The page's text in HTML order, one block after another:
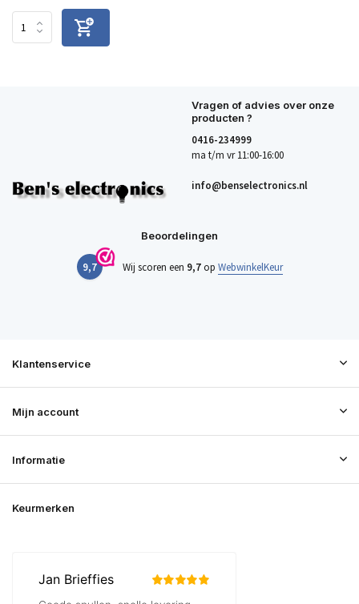
Vragen of advies over onze
producten ?
0416-234999
ma t/m vr 11:00-16:00
info@benselectronics.nl
Beoordelingen
9,7 Wij scoren een 9,7op WebwinkelKeur
Klantenservice
Mijn account
Informatie
Keurmerken